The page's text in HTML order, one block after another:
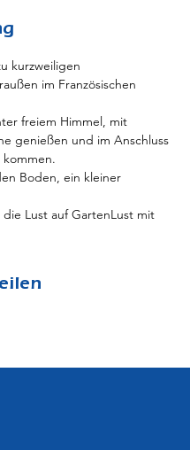
kurzweiligen
im Französischen
freiem Himmel, mit
genießen und im Anschluss
Boden, ein kleiner
Lust auf GartenLust mit